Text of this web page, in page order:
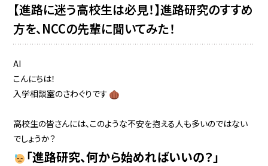
【進路に迷う高校生は必見！】進路研究のすすめ
方を、NCCの先輩に聞いてみた！
AI
こんにちは！
入学相談室のさわぐりです
高校生の皆さんには、このような不安を抱える人も多いのではない
でしょうか？
「進路研究、何から始めればいいの？」